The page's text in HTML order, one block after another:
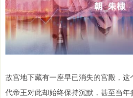
故宫地下藏有一座早已消失的宫殿，
代帝王对此却始终保持沉默，甚至当